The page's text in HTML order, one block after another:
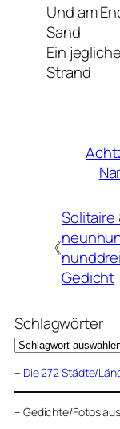
Und am
Sand
Ein
Strand
《
Solitaire
Gedicht
Schlagwörter
– Die 272 Städte/
– Gedichte/Fotos